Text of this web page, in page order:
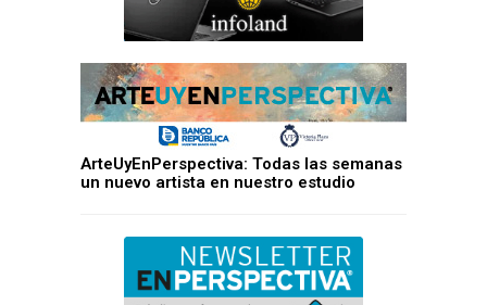
ArteUyEnPerspectiva: Todas las semanas
un nuevo artista en nuestro estudio